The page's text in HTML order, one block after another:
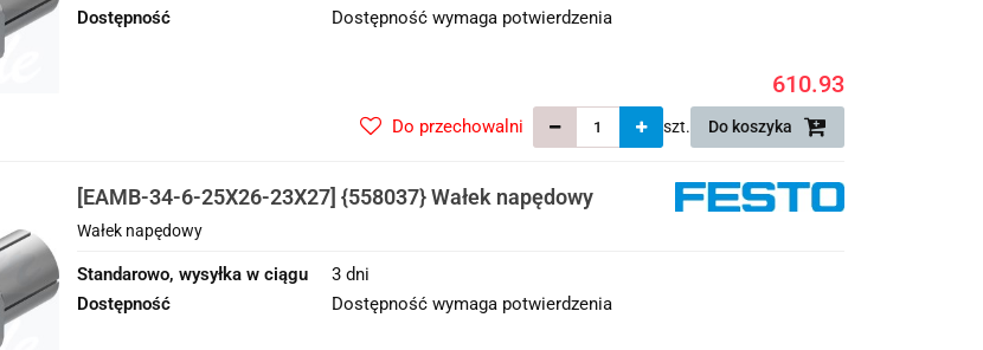
Dostępność
Dostępność wymaga potwierdzenia
610.93
szt. Do koszyka
Do przechowalni
[EAMB-34-6-25X26-23X27] {558037} Wałek napędowy
Wałek napędowy
Standarowo, wysyłka w ciągu
3 dni
Dostępność
Dostępność wymaga potwierdzenia